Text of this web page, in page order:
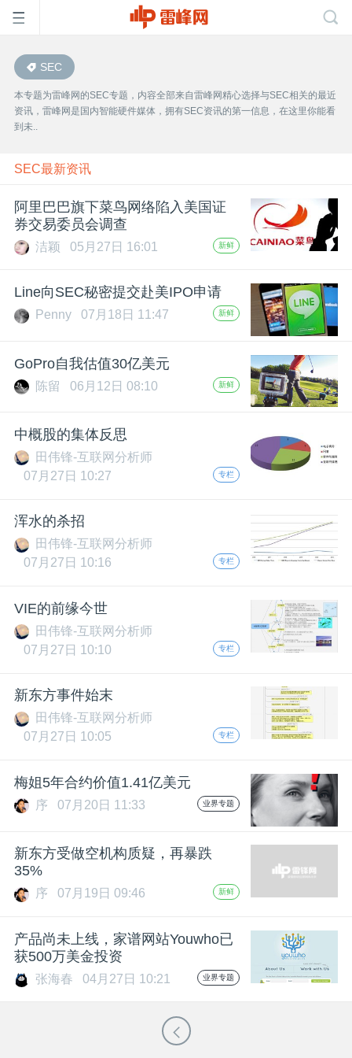
首
页
雷
峰
活
中
GAIR
题
爱
SEC
本专题为雷峰网的SEC专题，内容全部来自雷峰网精心选择与SEC相关的最近
资讯，雷峰网是国内智能硬件媒体，拥有SEC资讯的第一信息，在这里你能看
到未..
SEC最新资讯
阿里巴巴旗下菜鸟网络陷入美国证
券交易委员会调查
洁颖 05月27日 16:01 新鲜
Line向SEC秘密提交赴美IPO申请
Penny 07月18日 11:47 新鲜
GoPro自我估值30亿美元
陈留 06月12日 08:10 新鲜
中概股的集体反思
田伟锋-互联网分析师
07月27日 10:27
专栏
浑水的杀招
田伟锋-互联网分析师
07月27日 10:16
专栏
VIE的前缘今世
田伟锋-互联网分析师
07月27日 10:10
专栏
新东方事件始末
田伟锋-互联网分析师
07月27日 10:05
专栏
梅姐5年合约价值1.41亿美元
序 07月20日 11:33 业界专题
新东方受做空机构质疑，再暴跌
35%
序 07月19日 09:46 新鲜
产品尚未上线，家谱网站Youwho已
获500万美金投资
张海春 04月27日 10:21 业界专题